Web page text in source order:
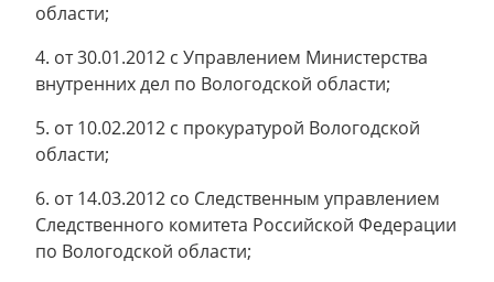
области;
4. от 30.01.2012 с Управлением Министерства
внутренних дел по Вологодской области;
5. от 10.02.2012 с прокуратурой Вологодской
области;
6. от 14.03.2012 со Следственным управлением
Следственного комитета Российской Федерации
по Вологодской области;